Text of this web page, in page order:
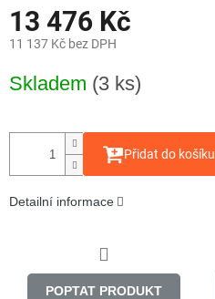
13 476 Kč
11 137 Kč bez DPH
cena:
Skladem (3 ks)
Přidat do košíku
Detailní informace
POPTAT PRODUKT